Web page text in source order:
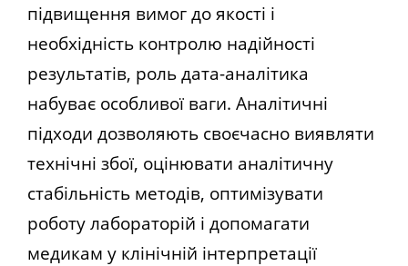
підвищення вимог до якості і
необхідність контролю надійності
результатів, роль дата-аналітика
набуває особливої ваги. Аналітичні
підходи дозволяють своєчасно виявляти
технічні збої, оцінювати аналітичну
стабільність методів, оптимізувати
роботу лабораторій і допомагати
медикам у клінічній інтерпретації